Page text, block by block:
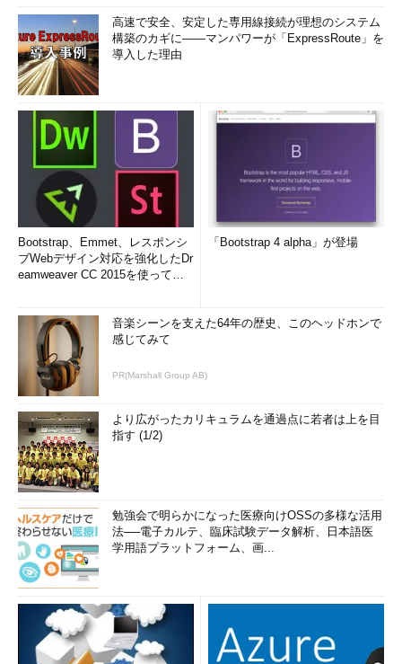
高速で安全、安定した専用線接続が理想のシステム
構築のカギに――マンパワーが「ExpressRoute」を
導入した理由
Bootstrap、Emmet、レスポンシ
ブWebデザイン対応を強化したDr
eamweaver CC 2015を使って
「Bootstrap 4 alpha」が登場
音楽シーンを支えた64年の歴史、このヘッドホンで
感じてみて
PR(Marshall Group AB)
より広がったカリキュラムを通過点に若者は上を目
指す (1/2)
勉強会で明らかになった医療向けOSSの多様な活用
法──電子カルテ、臨床試験データ解析、日本語医
学用語プラットフォーム、画...